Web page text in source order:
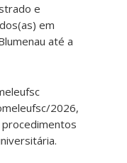
e
em
até a
2026,